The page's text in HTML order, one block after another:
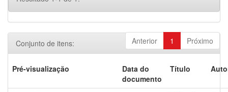
Anterior 1 Próximo
Conjunto de itens:
Pré-visualização
Data do
documento
Título